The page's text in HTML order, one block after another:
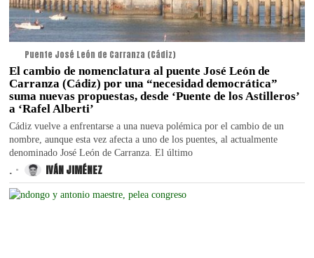
Puente José León de Carranza (Cádiz)
El cambio de nomenclatura al puente José León de
Carranza (Cádiz) por una “necesidad democrática”
suma nuevas propuestas, desde ‘Puente de los Astilleros’
a ‘Rafel Alberti’
Cádiz vuelve a enfrentarse a una nueva polémica por el cambio de un
nombre, aunque esta vez afecta a uno de los puentes, al actualmente
denominado José León de Carranza. El último
. IVÁN JIMÉNEZ